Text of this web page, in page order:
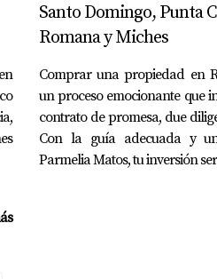
una inversión inmobiliaria.
algunas
EVALUAR
Santo Domingo, Punta
Romana y Miches
Comprar una propiedad en
un proceso emocionante que
contrato de promesa, due
Con la guía adecuada y
Parmelia Matos, tu inversión